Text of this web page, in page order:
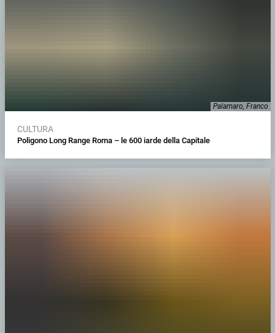
Palamaro, Franco
CULTURA
Poligono Long Range Roma – le 600 iarde della Capitale